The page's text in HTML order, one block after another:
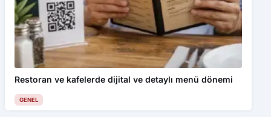
Restoran ve kafelerde dijital ve detaylı menü dönemi
GENEL